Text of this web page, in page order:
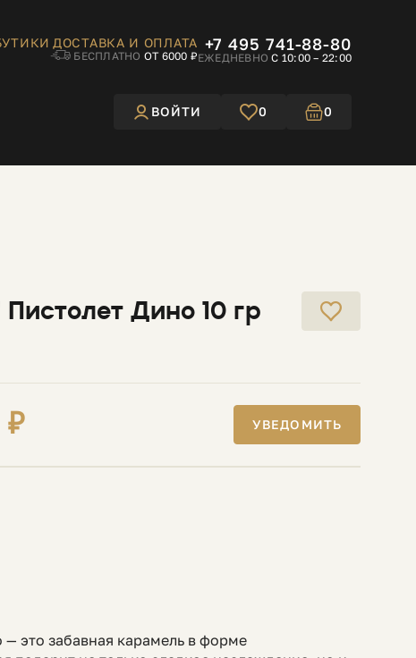
ДОСТАВКА И ОПЛАТА
БЕСПЛАТНО ОТ 6000 ₽
+7 495 741-88-80
ЕЖЕДНЕВНОС 10:00 – 22:00
ВОЙТИ 0 0
Дино 10 гр
₽ УВЕДОМИТЬ
это забавная карамель в форме